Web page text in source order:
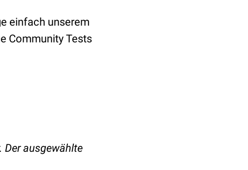
einfach unserem
Community Tests
Der ausgewählte